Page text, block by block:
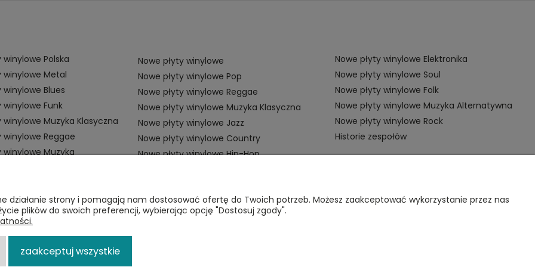
winylowe Polska
winylowe Metal
winylowe Blues
winylowe Funk
winylowe Muzyka Klasyczna
winylowe Reggae
winylowe Muzyka
Nowe płyty winylowe
Nowe płyty winylowe Pop
Nowe płyty winylowe Reggae
Nowe płyty winylowe Muzyka Klasyczna
Nowe płyty winylowe Jazz
Nowe płyty winylowe Country
Nowe płyty winylowe Hip-Hop
Nowe płyty winylowe Elektronika
Nowe płyty winylowe Soul
Nowe płyty winylowe Folk
Nowe płyty winylowe Muzyka Alternatywna
Nowe płyty winylowe Rock
Historie zespołów
ZAMÓWIENIA
Płatności
POMOC
Regulamin sklepu
VINYL TAMKA
działanie strony i pomagają nam dostosować ofertę do Twoich potrzeb. Możesz zaakceptować wykorzystanie przez nas
plików do swoich preferencji, wybierając opcję "Dostosuj zgody".
zaakceptuj wszystkie